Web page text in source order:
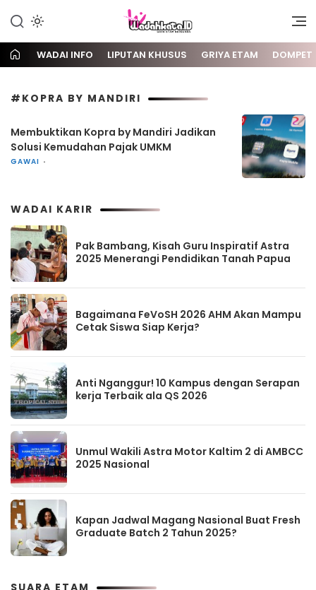
Wadai
Gaya Etam Bersuara
WADAI INFO LIPUTAN KHUSUS GRIYA ETAM DOMPET
#KOPRA BY MANDIRI
Membuktikan Kopra by Mandiri Jadikan
Solusi Kemudahan Pajak UMKM
GAWAI
WADAI KARIR
Pak Bambang, Kisah Guru Inspiratif Astra
2025 Menerangi Pendidikan Tanah Papua
Bagaimana FeVoSH 2026 AHM Akan Mampu
Cetak Siswa Siap Kerja?
Anti Nganggur! 10 Kampus dengan Serapan
kerja Terbaik ala QS 2026
Unmul Wakili Astra Motor Kaltim 2 di AMBCC
2025 Nasional
Kapan Jadwal Magang Nasional Buat Fresh
Graduate Batch 2 Tahun 2025?
SUARA ETAM